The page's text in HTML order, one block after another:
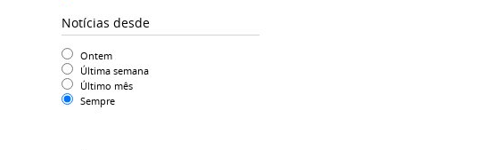
Notícias desde
Ontem
Última semana
Último mês
Sempre